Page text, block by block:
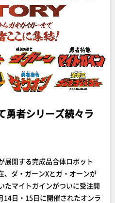
勇者シリーズ続々ラ
開する完成品合体ロボット
、ダ・ガーンXとガ・オーンが
たマイトガインがついに受注開
日・15日に開催されたオンラ